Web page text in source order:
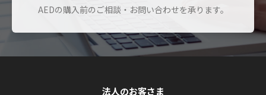
AEDの購入前のご相談・お問い合わせを承ります。
法人のお客さま